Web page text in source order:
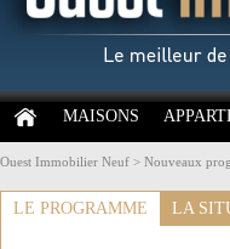
MAISONS
Ouest Immobilier Neuf > Nouveaux
LE PROGRAMME LA